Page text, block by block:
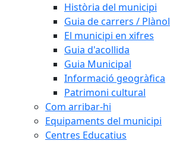
Història del municipi
Guia de carrers / Plànol
El municipi en xifres
Guia d'acollida
Guia Municipal
Informació geogràfica
Patrimoni cultural
Com arribar-hi
Equipaments del municipi
Centres Educatius